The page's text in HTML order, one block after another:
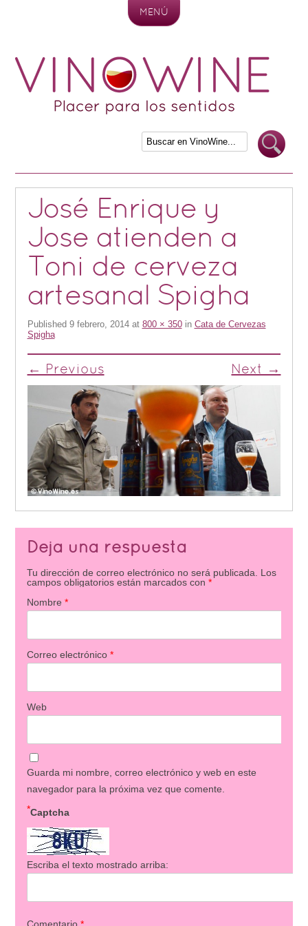
MENÚ
José Enrique y
Jose atienden a
Toni de cerveza
artesanal Spigha
Published 9 febrero, 2014at 800 × 350in Cata de Cervezas
Spigha
← Previous Next →
Deja una respuesta
Tu dirección de correo electrónico no será publicada.
Los
campos obligatorios están marcados con *
Nombre *
Correo electrónico *
Web
Guarda mi nombre, correo electrónico y web en este
navegador para la próxima vez que comente.
Captcha
*
Escriba el texto mostrado arriba:
Comentario *